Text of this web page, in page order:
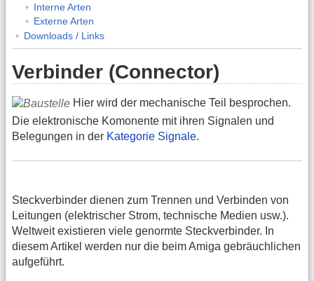
Interne Arten
Externe Arten
Downloads / Links
Verbinder (Connector)
Hier wird der mechanische Teil besprochen.
Die elektronische Komonente mit ihren Signalen und
Belegungen in der Kategorie Signale.
Steckverbinder dienen zum Trennen und Verbinden von
Leitungen (elektrischer Strom, technische Medien usw.).
Weltweit existieren viele genormte Steckverbinder. In
diesem Artikel werden nur die beim Amiga gebräuchlichen
aufgeführt.